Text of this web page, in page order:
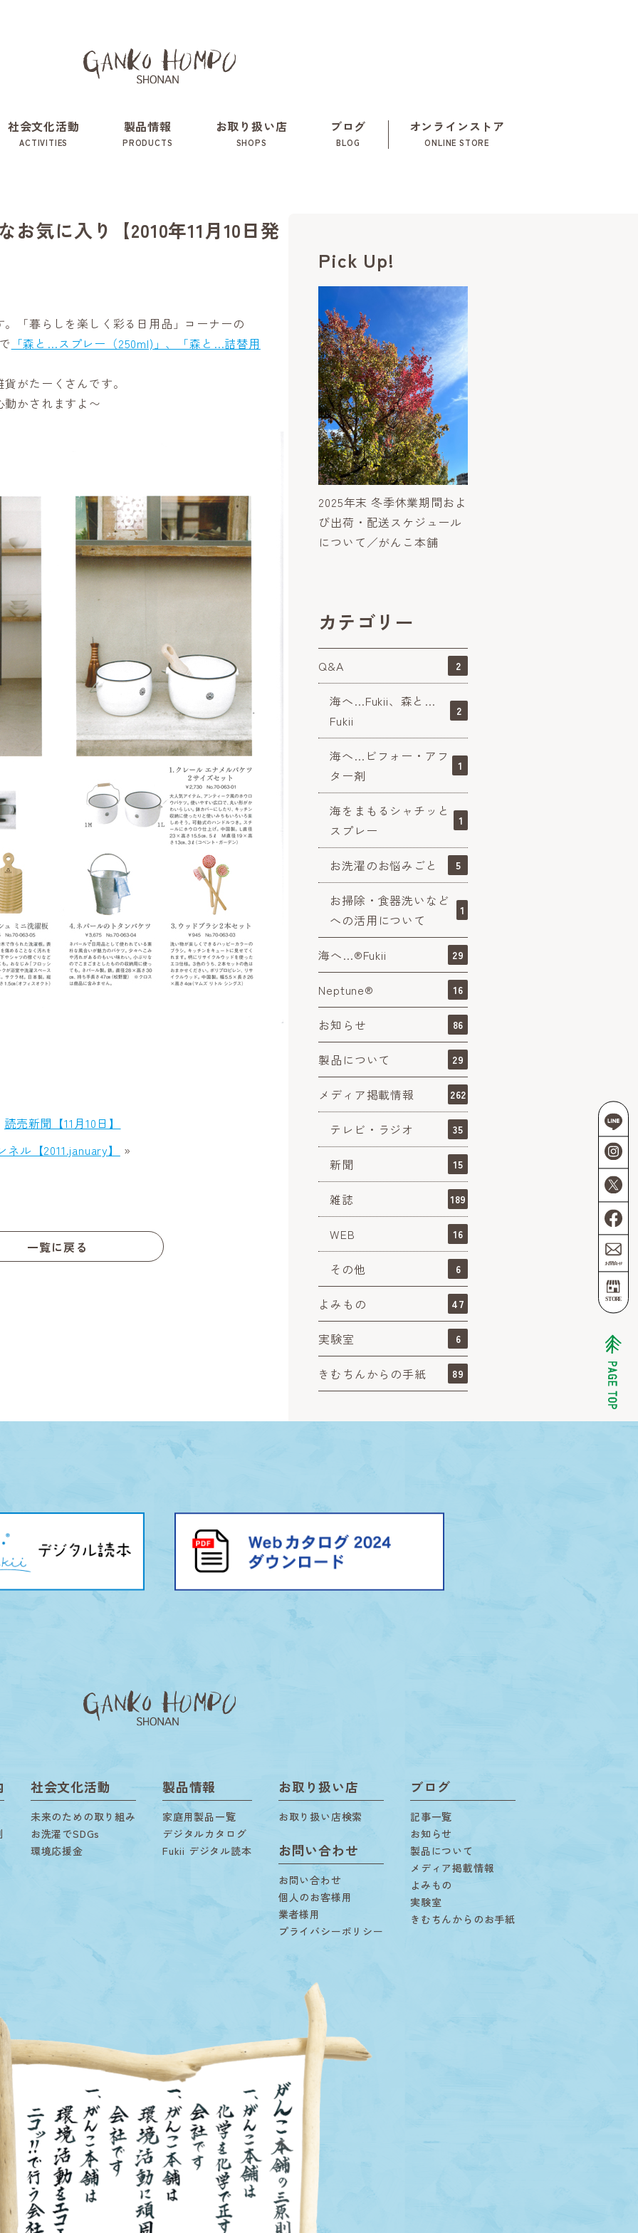
社会文化活動
ACTIVITIES
製品情報
PRODUCTS
お取り扱い店
SHOPS
ブログ
BLOG
オンラインストア
ONLINE STORE
お気に入り【2010年11月10日発
「暮らしを楽しく彩る日用品」コーナーの
「森と…スプレー（250ml)」、「森と…詰替用
がたーくさんです。
かされますよ〜
読売新聞【11月10日】
ネル【2011.january】
»
一覧に戻る
Pick Up!
2025年末 冬季休業期間およ
び出荷・配送スケジュール
について／がんこ本舗
カテゴリー
Q&A 2
海へ…Fukii、森と…
Fukii
2
海へ…ビフォー・アフ
ター剤
1
海をまもるシャチッと
スプレー
1
お洗濯のお悩みごと 5
お掃除・食器洗いなど
への活用について
1
海へ…®Fukii 29
Neptune® 16
お知らせ 86
製品について 29
メディア掲載情報 262
テレビ・ラジオ 35
新聞 15
雑誌 189
WEB 16
その他 6
よみもの 47
実験室 6
きむちんからの手紙 89
社会文化活動
未来のための取り組み
お洗濯でSDGs
環境応援金
製品情報
家庭用製品一覧
デジタルカタログ
Fukii デジタル読本
お取り扱い店
お取り扱い店検索
お問い合わせ
お問い合わせ
個人のお客様用
業者様用
プライバシーポリシー
ブログ
記事一覧
お知らせ
製品について
メディア掲載情報
よみもの
実験室
きむちんからのお手紙